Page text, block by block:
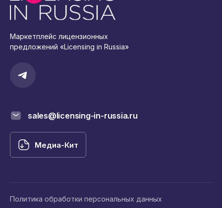
Маркетплейс лицензионных
предложений «Licensing in Russia»
sales@licensing-in-russia.ru
Медиа-Кит
Политика обработки персональных данных